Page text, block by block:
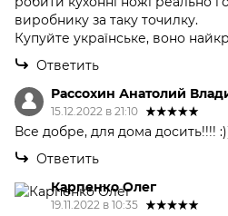
виробнику за таку точилку.
Купуйте українське, воно
Ответить
Рассохин Анатолий
15.12.2022 в 21:10
Все добре, для дома досить!!!!
Ответить
Карпенко Олег
19.11.2022 в 10:35